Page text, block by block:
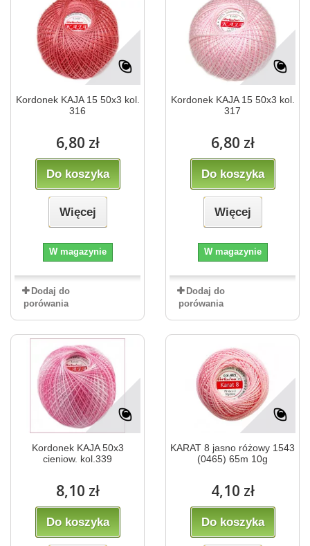
Kordonek KAJA 15 50x3 kol.
316
6,80 zł
Do koszyka
Więcej
W magazynie
Dodaj do
porówania
Kordonek KAJA 15 50x3 kol.
317
6,80 zł
Do koszyka
Więcej
W magazynie
Dodaj do
porówania
Kordonek KAJA 50x3
cieniow. kol.339
8,10 zł
Do koszyka
KARAT 8 jasno różowy 1543
(0465) 65m 10g
4,10 zł
Do koszyka